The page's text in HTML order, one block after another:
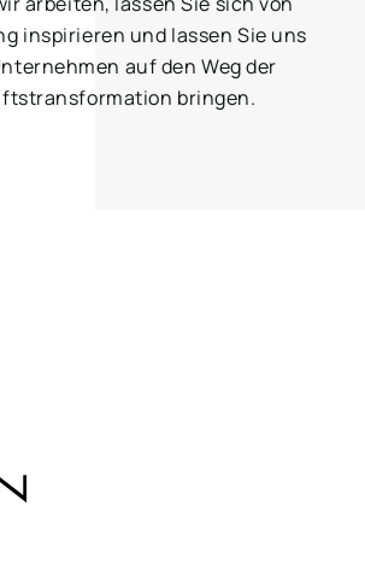
inspirieren und lassen Sie uns
auf den Weg der
bringen.